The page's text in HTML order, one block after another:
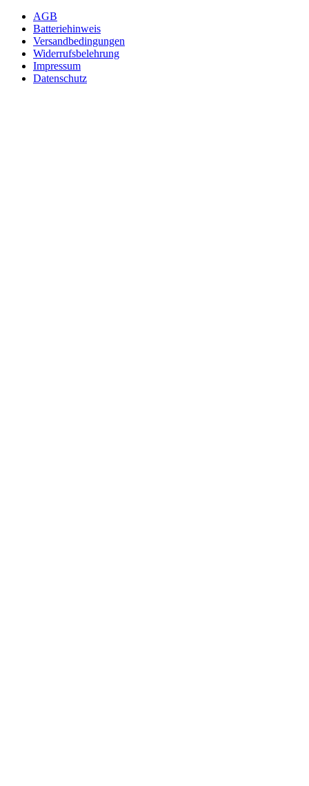
AGB
Batteriehinweis
Versandbedingungen
Widerrufsbelehrung
Impressum
Datenschutz